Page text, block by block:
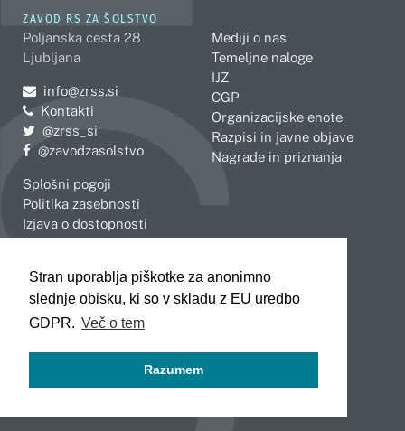
Stran uporablja piškotke za anonimno
slednje obisku, ki so v skladu z EU uredbo
GDPR. Več o tem
Razumem
ZAVOD RS ZA ŠOLSTVO
Poljanska cesta 28
Ljubljana
Pošljite e-mail na
info@zrss.si
Kontakti
Pojdite na Twitter:
@zrss_si
Pojdite na Facebook:
@zavodzasolstvo
Splošni pogoji
Politika zasebnosti
Izjava o dostopnosti
Mediji o nas
Temeljne naloge
IJZ
CGP
Organizacijske enote
Razpisi in javne objave
Nagrade in priznanja
Celje
Koper
Kranj
Novo mesto
Slovenj Gradec